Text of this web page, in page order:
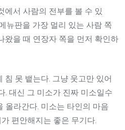
에서 사람의 전부를 볼 수 있
뉴판을 가장 멀리 있는 사람 쪽
왔을 때 연장자 쪽을 먼저 확인하
침 못 뱉는다. 그냥 웃고만 있어
. 대신 그 미소가 진짜 미소일수
올라간다. 미소는 타인의 마음
편안해지는 좋은 무기다.